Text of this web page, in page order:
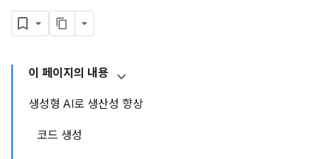
이 페이지의 내용
생성형 AI로 생산성 향상
코드 생성